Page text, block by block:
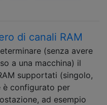
di canali RAM
(senza avere
a una macchina) il
supportati (singolo,
è configurato per
ad esempio